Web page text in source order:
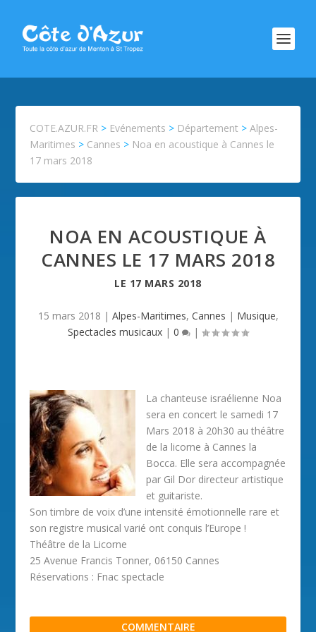
COTE.AZUR.FR > Evénements > Département >Alpes-
Maritimes > Cannes > Noa en acoustique à Cannes le
17 mars 2018
NOA EN ACOUSTIQUE À
CANNES LE 17 MARS 2018
LE 17 MARS 2018
15 mars 2018 | Alpes-Maritimes, Cannes | Musique,
Spectacles musicaux | 0 |
La chanteuse israélienne Noa
sera en concert le samedi 17
Mars 2018 à 20h30 au théâtre
de la licorne à Cannes la
Bocca. Elle sera accompagnée
par Gil Dor directeur artistique
et guitariste.
Son timbre de voix d’une intensité émotionnelle rare et
son registre musical varié ont conquis l’Europe !
Théâtre de la Licorne
25 Avenue Francis Tonner, 06150 Cannes
Réservations : Fnac spectacle
COMMENTAIRE